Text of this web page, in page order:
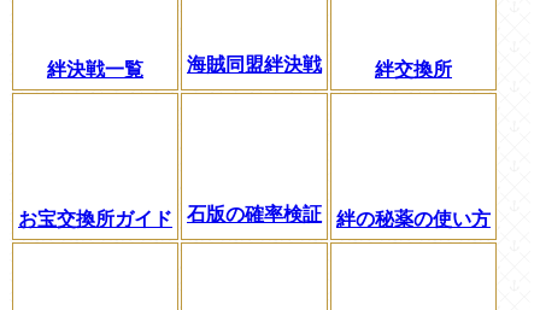
絆決戦一覧 海賊同盟絆決戦 絆交換所
お宝交換所ガイド 石版の確率検証 絆の秘薬の使い方